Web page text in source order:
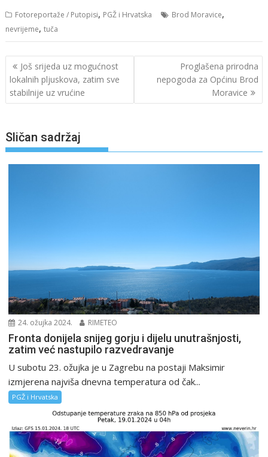
Fotoreportaže / Putopisi, PGŽ i Hrvatska Brod Moravice,
nevrijeme,tuča
Navigacija
objava
Još srijeda uz mogućnost
lokalnih pljuskova, zatim sve
stabilnije uz vrućine
Proglašena prirodna
nepogoda za Općinu Brod
Moravice
Sličan sadržaj
24. ožujka 2024. RIMETEO
Fronta donijela snijeg gorju i dijelu unutrašnjosti,
zatim već nastupilo razvedravanje
U subotu 23. ožujka je u Zagrebu na postaji Maksimir
izmjerena najviša dnevna temperatura od čak...
PGŽ i Hrvatska